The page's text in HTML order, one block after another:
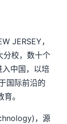
JERSEY，
分校，数十个
中国，以培
国际前沿的
。
，源